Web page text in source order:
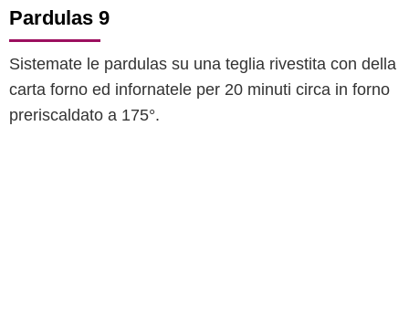
Pardulas 9
Sistemate le pardulas su una teglia rivestita con della
carta forno ed infornatele per 20 minuti circa in forno
preriscaldato a 175°.